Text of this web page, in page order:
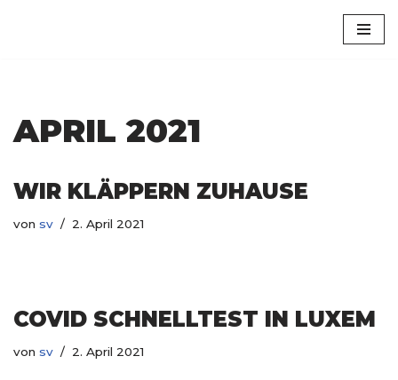
APRIL 2021
WIR KLÄPPERN ZUHAUSE
von sv 2. April 2021
COVID SCHNELLTEST IN LUXEM
von sv 2. April 2021